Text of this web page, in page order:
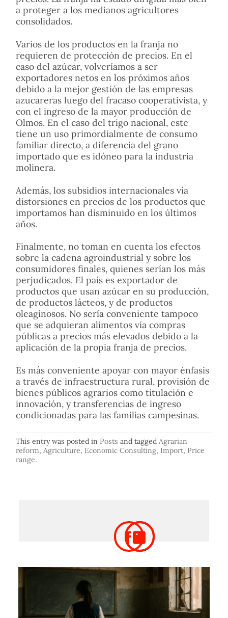
a proteger a los medianos agricultores
consolidados.
Varios de los productos en la franja no
requieren de protección de precios. En el
caso del azúcar, volveríamos a ser
exportadores netos en los próximos años
debido a la mejor gestión de las empresas
azucareras luego del fracaso cooperativista, y
con el ingreso de la mayor producción de
Olmos. En el caso del trigo nacional, este
tiene un uso primordialmente de consumo
familiar directo, a diferencia del grano
importado que es idóneo para la industria
molinera.
Además, los subsidios internacionales vía
distorsiones en precios de los productos que
importamos han disminuido en los últimos
años.
Finalmente, no toman en cuenta los efectos
sobre la cadena agroindustrial y sobre los
consumidores finales, quienes serían los más
perjudicados. El país es exportador de
productos que usan azúcar en su producción,
de productos lácteos, y de productos
oleaginosos. No sería conveniente tampoco
que se adquieran alimentos vía compras
públicas a precios más elevados debido a la
aplicación de la propia franja de precios.
Es más conveniente apoyar con mayor énfasis
a través de infraestructura rural, provisión de
bienes públicos agrarios como titulación e
innovación, y transferencias de ingreso
condicionadas para las familias campesinas.
This entry was posted in Posts and tagged Agrarian
reform, Agriculture, Economic Consulting, Import, Price
range.